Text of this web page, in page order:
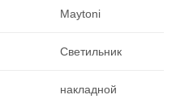
Maytoni
Светильник
накладной